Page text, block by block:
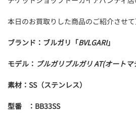
本日のお買取りした商品のご紹介させて
ブランド：ブルガリ「BVLGARI」
モデル： ブルガリブルガリ AT(オートマ
素材：SS（ステンレス）
型番 ：BB33SS